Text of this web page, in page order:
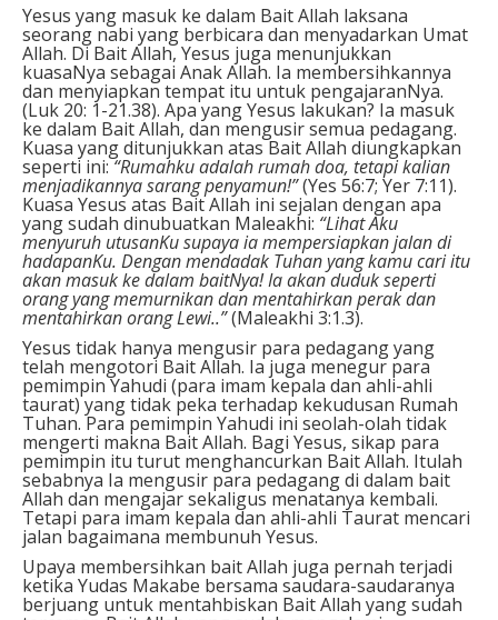
Yesus yang masuk ke dalam Bait Allah laksana
seorang nabi yang berbicara dan menyadarkan Umat
Allah. Di Bait Allah, Yesus juga menunjukkan
kuasaNya sebagai Anak Allah. Ia membersihkannya
dan menyiapkan tempat itu untuk pengajaranNya.
(Luk 20: 1-21.38). Apa yang Yesus lakukan? Ia masuk
ke dalam Bait Allah, dan mengusir semua pedagang.
Kuasa yang ditunjukkan atas Bait Allah diungkapkan
seperti ini:“Rumahku adalah rumah doa, tetapi kalian
menjadikannya sarang penyamun!”(Yes 56:7; Yer 7:11).
Kuasa Yesus atas Bait Allah ini sejalan dengan apa
yang sudah dinubuatkan Maleakhi: “Lihat Aku
menyuruh utusanKu supaya ia mempersiapkan jalan di
hadapanKu. Dengan mendadak Tuhan yang kamu cari itu
akan masuk ke dalam baitNya! Ia akan duduk seperti
orang yang memurnikan dan mentahirkan perak dan
mentahirkan orang Lewi..”(Maleakhi 3:1.3).
Yesus tidak hanya mengusir para pedagang yang
telah mengotori Bait Allah. Ia juga menegur para
pemimpin Yahudi (para imam kepala dan ahli-ahli
taurat) yang tidak peka terhadap kekudusan Rumah
Tuhan. Para pemimpin Yahudi ini seolah-olah tidak
mengerti makna Bait Allah. Bagi Yesus, sikap para
pemimpin itu turut menghancurkan Bait Allah. Itulah
sebabnya Ia mengusir para pedagang di dalam bait
Allah dan mengajar sekaligus menatanya kembali.
Tetapi para imam kepala dan ahli-ahli Taurat mencari
jalan bagaimana membunuh Yesus.
Upaya membersihkan bait Allah juga pernah terjadi
ketika Yudas Makabe bersama saudara-saudaranya
berjuang untuk mentahbiskan Bait Allah yang sudah